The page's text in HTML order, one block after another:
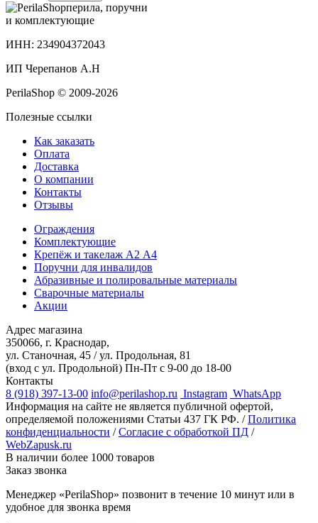
перила, поручни
и комплектующие
ИНН: 234904372043
ИП Черепанов А.Н
PerilaShop © 2009-2026
Полезные ссылки
Как заказать
Оплата
Доставка
О компании
Контакты
Отзывы
Ограждения
Комплектующие
Крепёж и такелаж А2 А4
Поручни для инвалидов
Абразивные и полировальные материалы
Сварочные материалы
Акции
Адрес магазина
350066, г. Краснодар,
ул. Станочная, 45 / ул. Продольная, 81
(вход с ул. Продольной) Пн-Пт с 9-00 до 18-00
Контакты
8 (918) 397-13-00 info@perilashop.ru Instagram WhatsApp
Информация на сайте не является публичной офертой,
определяемой положениями Статьи 437 ГК РФ. /Политика
конфиденциальности /Согласие с обработкой ПД /
WebZapusk.ru
В наличии более 1000 товаров
Заказ звонка
Менеджер «PerilaShop» позвонит в течение 10 минут или в
удобное для звонка время